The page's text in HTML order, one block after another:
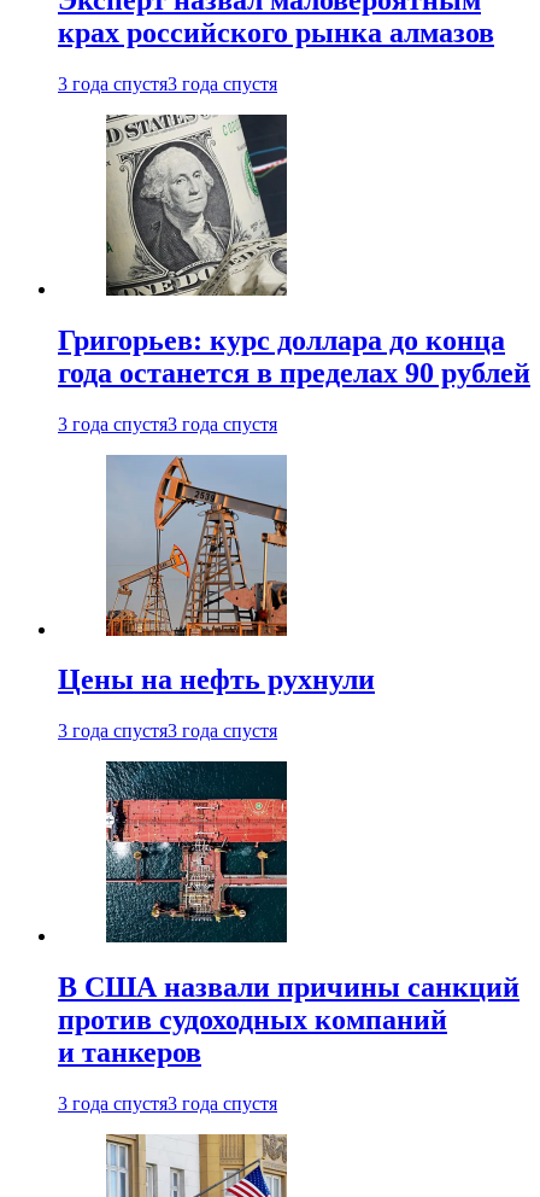
крах российского рынка алмазов
3 года спустя3 года спустя
Григорьев: курс доллара до конца
года останется в пределах 90 рублей
3 года спустя3 года спустя
Цены на нефть рухнули
3 года спустя3 года спустя
В США назвали причины санкций
против судоходных компаний
и танкеров
3 года спустя3 года спустя